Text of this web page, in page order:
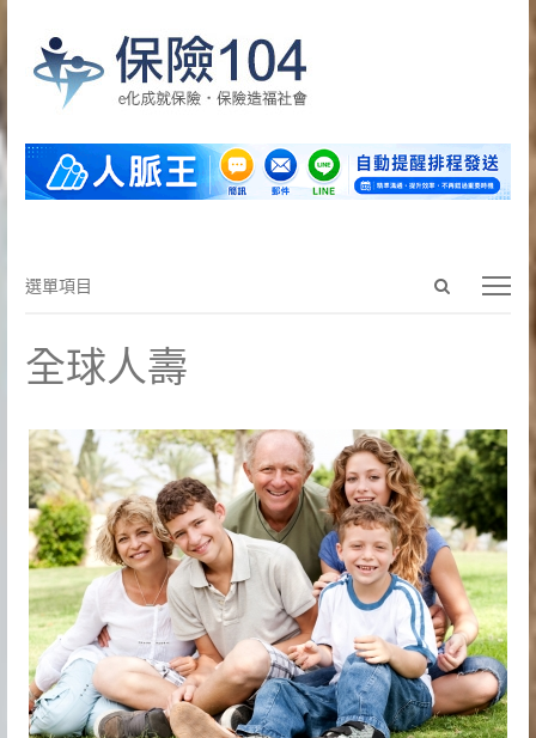
Open
search
選
目
選單項目
全球人壽